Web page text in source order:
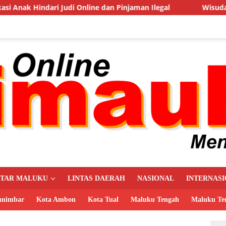
dan Pinjaman Ilegal Wisuda Juli 2026, Rektor
MALUKU LINTAS DAERAH NASIONAL
Kota Ambon Kota Tual Maluku Tengah Maluku